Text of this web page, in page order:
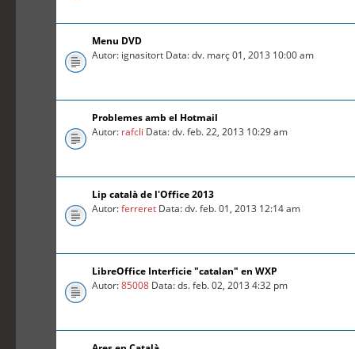
Menu DVD
Autor: ignasitort Data: dv. març 01, 2013 10:00 am
Problemes amb el Hotmail
Autor: rafcli Data: dv. feb. 22, 2013 10:29 am
Lip català de l'Office 2013
Autor:ferreret Data: dv. feb. 01, 2013 12:14 am
LibreOffice Interficie "catalan" en WXP
Autor:85008 Data: ds. feb. 02, 2013 4:32 pm